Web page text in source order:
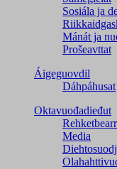
Sosiála ja
Mánát ja
Prošeavttat
Áigeguovdil
Dáhpáhusat
Oktavuođadieđut
Media